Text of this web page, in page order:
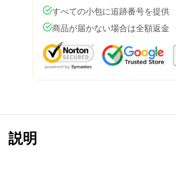
すべての小包に追跡番号を提供
商品が届かない場合は全額返金
説明